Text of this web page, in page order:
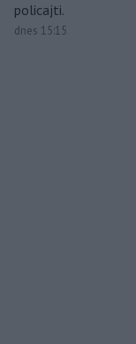
policajti.
dnes 15:15